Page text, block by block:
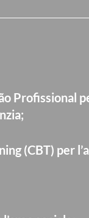
Profissional
(CBT) per